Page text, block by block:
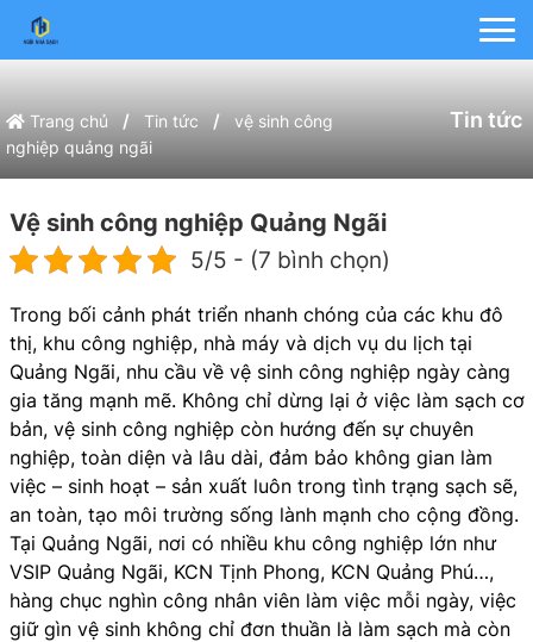
Trang chủ / Tin tức / vệ sinh công
nghiệp quảng ngãi
Tin tức
Vệ sinh công nghiệp Quảng Ngãi
5/5 - (7 bình chọn)
Trong bối cảnh phát triển nhanh chóng của các khu đô
thị, khu công nghiệp, nhà máy và dịch vụ du lịch tại
Quảng Ngãi, nhu cầu về vệ sinh công nghiệp ngày càng
gia tăng mạnh mẽ. Không chỉ dừng lại ở việc làm sạch cơ
bản, vệ sinh công nghiệp còn hướng đến sự chuyên
nghiệp, toàn diện và lâu dài, đảm bảo không gian làm
việc – sinh hoạt – sản xuất luôn trong tình trạng sạch sẽ,
an toàn, tạo môi trường sống lành mạnh cho cộng đồng.
Tại Quảng Ngãi, nơi có nhiều khu công nghiệp lớn như
VSIP Quảng Ngãi, KCN Tịnh Phong, KCN Quảng Phú…,
hàng chục nghìn công nhân viên làm việc mỗi ngày, việc
giữ gìn vệ sinh không chỉ đơn thuần là làm sạch mà còn